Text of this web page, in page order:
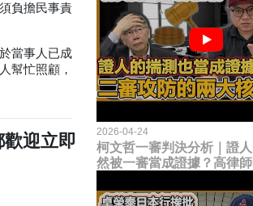
負擔民事責
當事人已成
幫忙照顧，
迎立即
2026-04-24
柯文哲一審判決分析｜證
然被一審當成證據？高律